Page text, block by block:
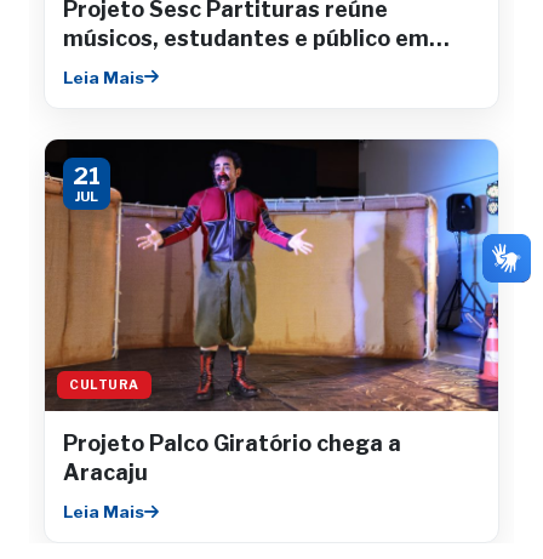
Projeto Sesc Partituras reúne
músicos, estudantes e público em
concertos gratuitos
Leia Mais
21
JUL
CULTURA
Projeto Palco Giratório chega a
Aracaju
Leia Mais